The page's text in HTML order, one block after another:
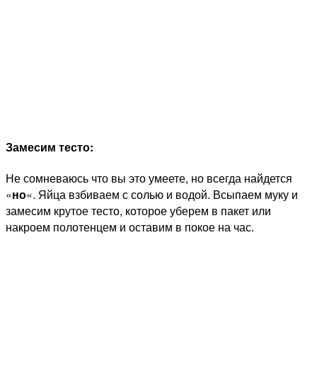
Замесим тесто:
Не сомневаюсь что вы это умеете, но всегда найдется
«но«. Яйца взбиваем с солью и водой. Всыпаем муку и
замесим крутое тесто, которое уберем в пакет или
накроем полотенцем и оставим в покое на час.